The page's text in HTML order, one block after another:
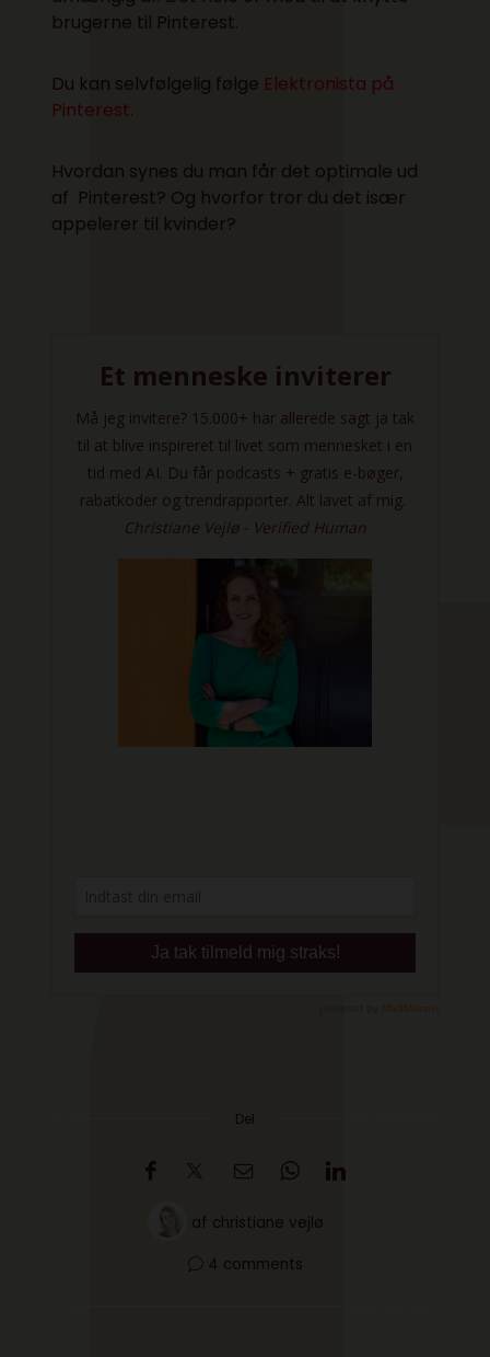
brugerne til Pinterest.
Du kan selvfølgelig følge Elektronista på
Pinterest.
Hvordan synes du man får det optimale ud
af Pinterest? Og hvorfor tror du det især
appelerer til kvinder?
Del
af christiane vejlø
4 comments